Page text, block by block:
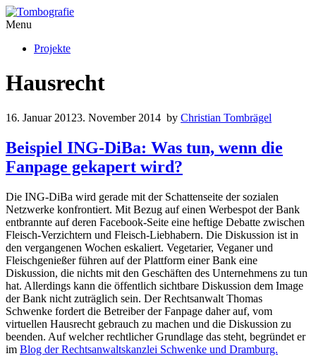
Menu
Projekte
Hausrecht
16. Januar 20123. November 2014 by Christian Tombrägel
Beispiel ING-DiBa: Was tun, wenn die
Fanpage gekapert wird?
Die ING-DiBa wird gerade mit der Schattenseite der sozialen
Netzwerke konfrontiert. Mit Bezug auf einen Werbespot der Bank
entbrannte auf deren Facebook-Seite eine heftige Debatte zwischen
Fleisch-Verzichtern und Fleisch-Liebhabern. Die Diskussion ist in
den vergangenen Wochen eskaliert. Vegetarier, Veganer und
Fleischgenießer führen auf der Plattform einer Bank eine
Diskussion, die nichts mit den Geschäften des Unternehmens zu tun
hat. Allerdings kann die öffentlich sichtbare Diskussion dem Image
der Bank nicht zuträglich sein. Der Rechtsanwalt Thomas
Schwenke fordert die Betreiber der Fanpage daher auf, vom
virtuellen Hausrecht gebrauch zu machen und die Diskussion zu
beenden. Auf welcher rechtlicher Grundlage das steht, begründet er
im Blog der Rechtsanwaltskanzlei Schwenke und Dramburg.